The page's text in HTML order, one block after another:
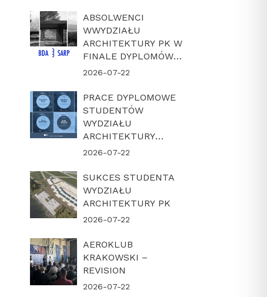
ABSOLWENCI
WWYDZIAŁU
ARCHITEKTURY PK W
FINALE DYPLOMÓW
ROKU BDA-SARP 2026
2026-07-22
PRACE DYPLOMOWE
STUDENTÓW
WYDZIAŁU
ARCHITEKTURY
POLITECHNIKI
FINALE KONKURSU
„DYPLOM Z
ARCHICADEM 2026”
2026-07-22
SUKCES STUDENTA
WYDZIAŁU
ARCHITEKTURY PK
2026-07-22
AEROKLUB
KRAKOWSKI –
REVISION
2026-07-22